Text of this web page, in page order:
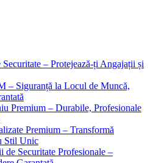
Securitate – Protejează-ți Angajații și
– Siguranță la Locul de Muncă,
Premium – Durabile, Profesionale
Premium – Transformă
Stil Unic
de Securitate Profesionale –